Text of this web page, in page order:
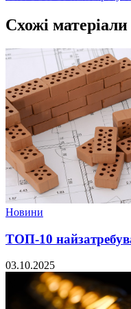
Схожі матеріали
Новини
ТОП-10
03.10.2025